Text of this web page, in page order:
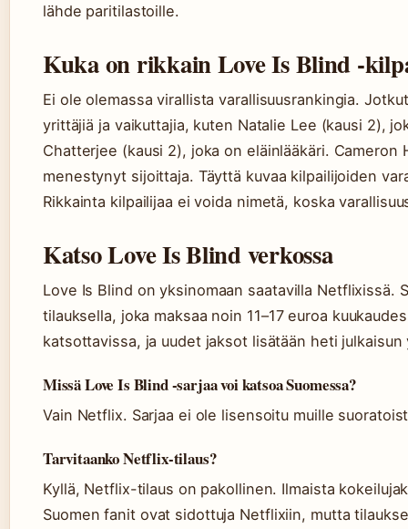
lähde paritilastoille.
Kuka on rikkain Love Is Blind -
Ei ole olemassa virallista varallisuusrankingia.
yrittäjiä ja vaikuttajia, kuten Natalie Lee (kausi 2),
Chatterjee (kausi 2), joka on eläinlääkäri. Cameron
menestynyt sijoittaja. Täyttä kuvaa kilpailijoiden
Rikkainta kilpailijaa ei voida nimetä, koska
Katso Love Is Blind verkossa
Love Is Blind on yksinomaan saatavilla Netflixissä.
tilauksella, joka maksaa noin 11–17 euroa
katsottavissa, ja uudet jaksot lisätään heti
Missä Love Is Blind -sarjaa voi katsoa Suomessa?
Vain Netflix. Sarjaa ei ole lisensoitu muille
Tarvitaanko Netflix-tilaus?
Kyllä, Netflix-tilaus on pakollinen. Ilmaista
Suomen fanit ovat sidottuja Netflixiin, mutta